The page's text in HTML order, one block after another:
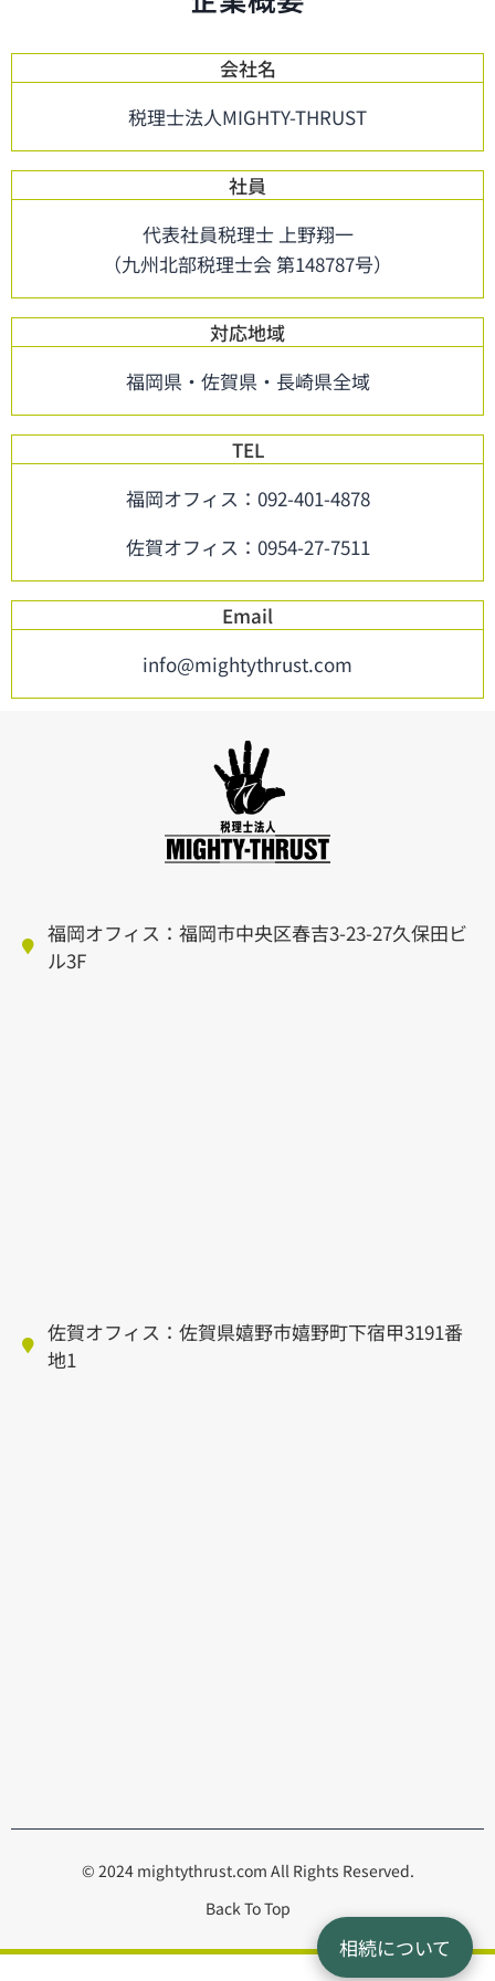
会社名
税理士法人MIGHTY-THRUST
社員
代表社員税理士 上野翔一
（九州北部税理士会 第148787号）
対応地域
福岡県・佐賀県・長崎県全域
TEL
福岡オフィス：092-401-4878
佐賀オフィス：0954-27-7511
Email
info@mightythrust.com
福岡オフィス：福岡市中央区春吉3-23-27久保田ビ
ル3F
佐賀オフィス：佐賀県嬉野市嬉野町下宿甲3191番
地1
© 2024 mightythrust.com All Rights Reserved.
Back To Top
相続について